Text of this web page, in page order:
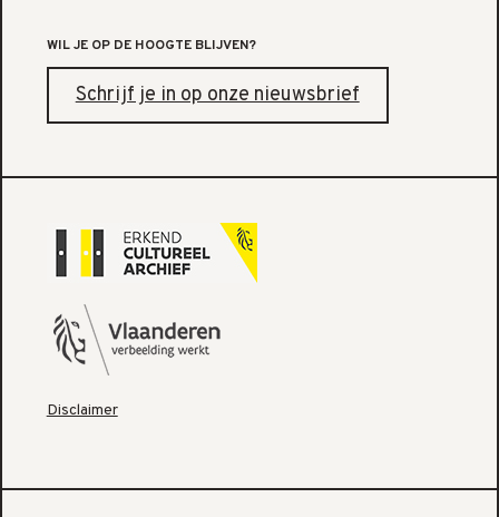
WIL JE OP DE HOOGTE BLIJVEN?
Schrijf je in op onze nieuwsbrief
Disclaimer